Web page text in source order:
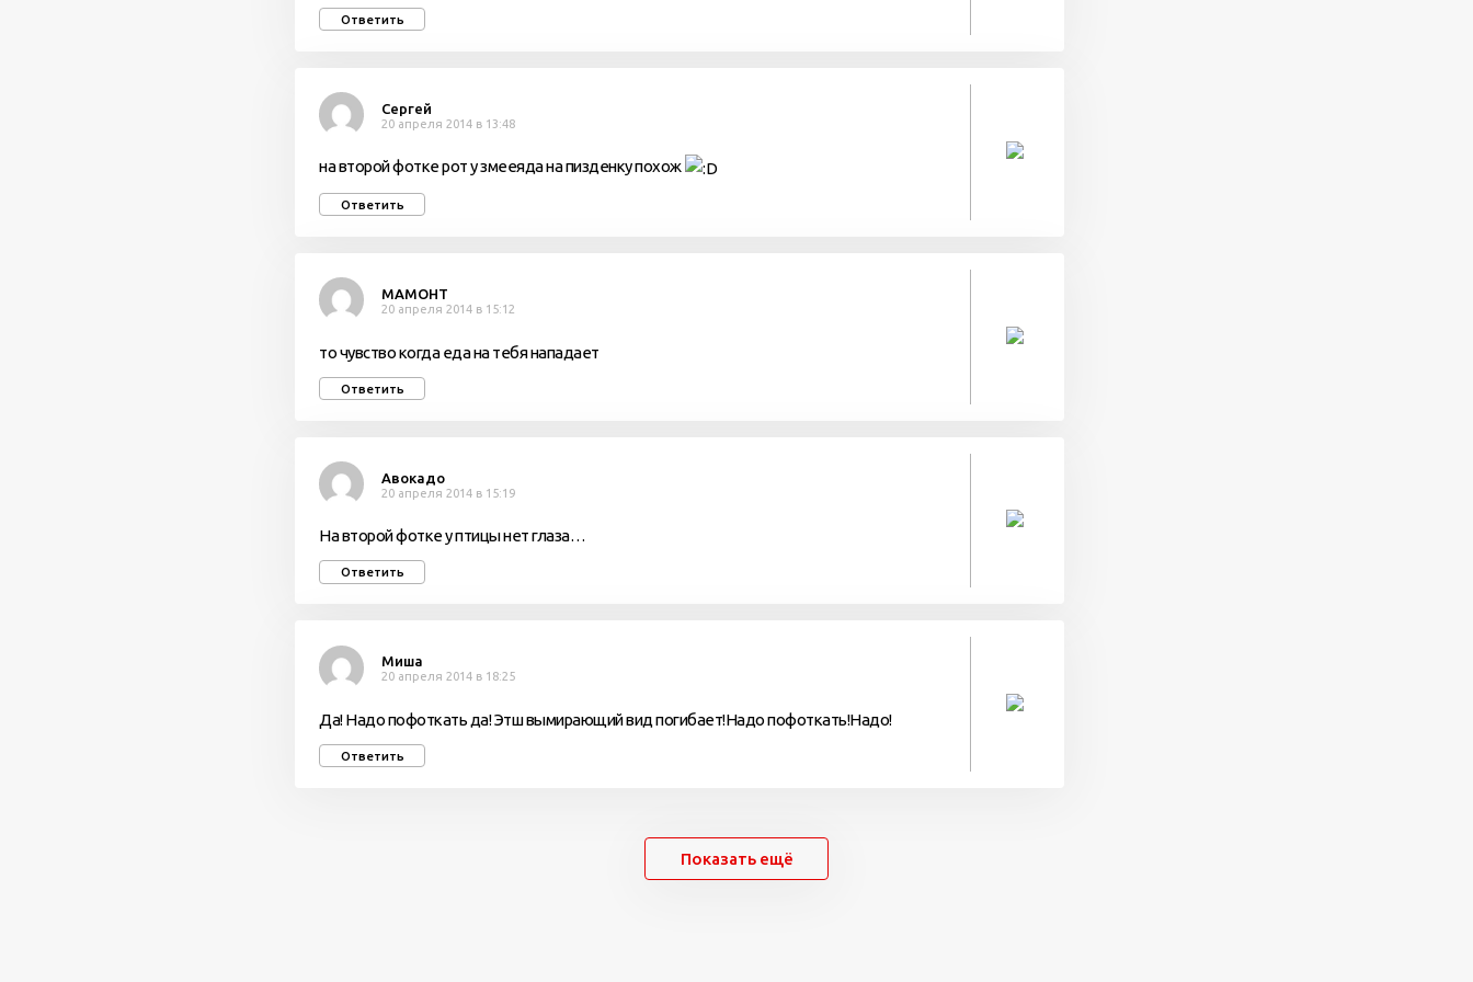
Ответить
Сергей
20 апреля 2014 в 13:48
на второй фотке рот у змееяда на пизденку похож
Ответить
MAMOHT
20 апреля 2014 в 15:12
то чувство когда еда на тебя нападает
Ответить
Авокадо
20 апреля 2014 в 15:19
На второй фотке у птицы нет глаза…
Ответить
Миша
20 апреля 2014 в 18:25
Да! Надо пофоткать да! Этш вымирающий вид погибает!Надо пофоткать!Надо!
Ответить
Показать ещё